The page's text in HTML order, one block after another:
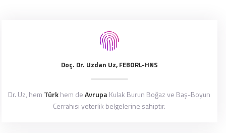
Doç. Dr. Uzdan Uz, FEBORL-HNS
Dr. Uz, hem Türkhem deAvrupaKulak Burun Boğaz ve Baş-Boyun
Cerrahisi yeterlik belgelerine sahiptir.